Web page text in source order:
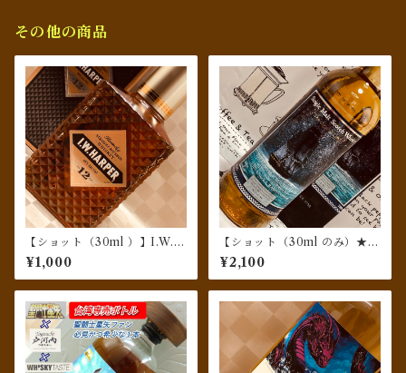
その他の商品
【ショット（30ml ）】I.W.
ハーパー12年
¥1,000
【ショット（30ml のみ）★周
年記念もの】シークレット
スペイサイド [1998-2020] 2
2yo シェリーバット#4088 f
¥2,100